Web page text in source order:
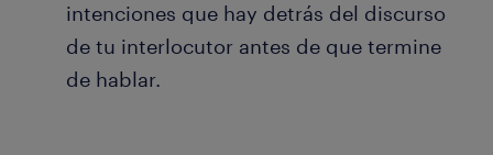
intenciones que hay detrás del discurso
de tu interlocutor antes de que termine
de hablar.